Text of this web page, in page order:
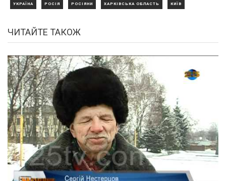
УКРАЇНА РОСІЯ РОСІЯНИ ХАРКІВСЬКА ОБЛАСТЬ КИЇВ
ЧИТАЙТЕ ТАКОЖ